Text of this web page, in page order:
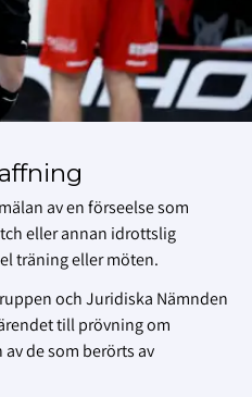
av en förseelse som
eller annan idrottslig
träning eller möten.
och Juridiska Nämnden
till prövning om
de som berörts av